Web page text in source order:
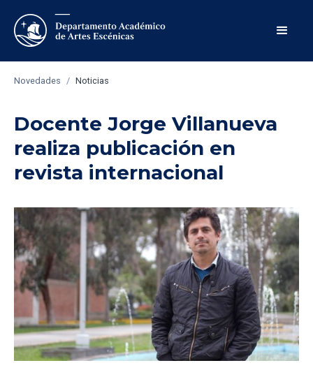
Novedades / Noticias
Docente Jorge Villanueva
realiza publicación en
revista internacional